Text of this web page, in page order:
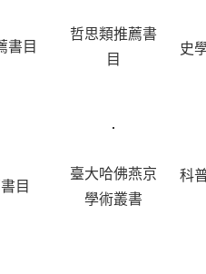
書目
哲思類推薦書
目
史
目
臺大哈佛燕京
學術叢書
科